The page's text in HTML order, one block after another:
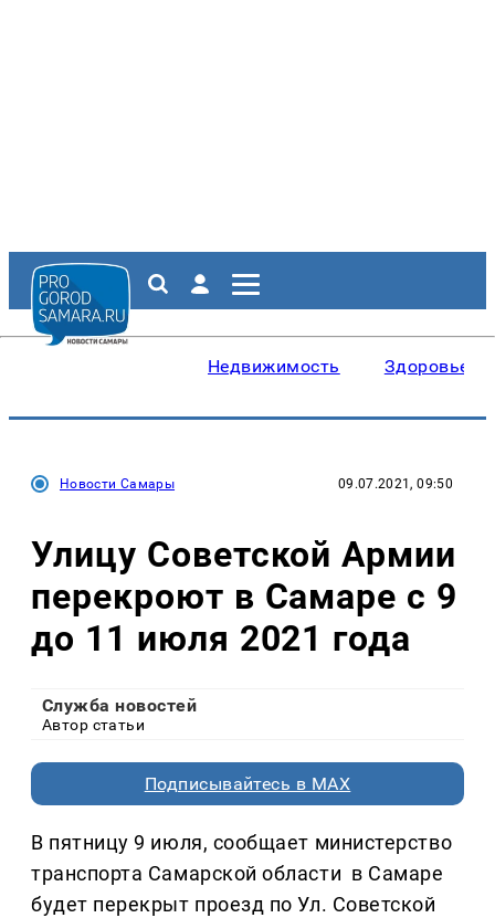
Недвижимость Здоровье
Новости Самары 09.07.2021, 09:50
Улицу Советской Армии
перекроют в Самаре с 9
до 11 июля 2021 года
Служба новостей
Автор статьи
Подписывайтесь в MAX
В пятницу 9 июля, сообщает министерство
транспорта Самарской области в Самаре
будет перекрыт проезд по Ул. Советской